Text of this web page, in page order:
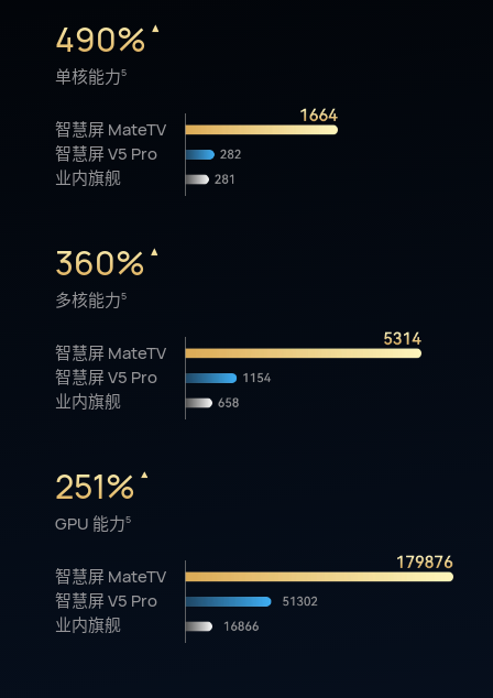
490%
单核能力5
智慧屏 MateTV
智慧屏 V5 Pro
业内旗舰
360%
多核能力5
智慧屏 MateTV
智慧屏 V5 Pro
业内旗舰
251%
GPU 能力5
智慧屏 MateTV
智慧屏 V5 Pro
业内旗舰